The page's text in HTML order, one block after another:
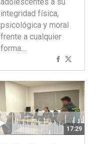
integridad física,
psicológica y moral
frente a cualquier
forma…
Compartir
concon
17:29